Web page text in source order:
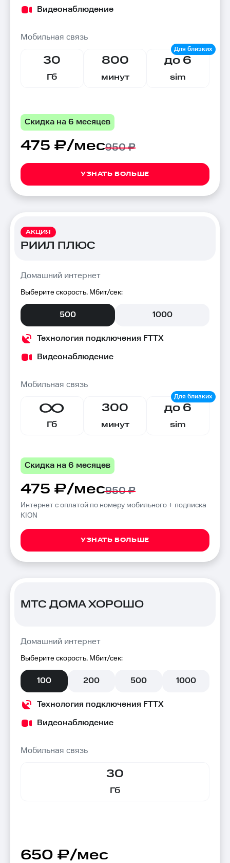
Видеонаблюдение
Мобильная связь
30
Гб
800
минут
до 6
sim
Скидка на 6 месяцев
475 ₽/мес950 ₽
УЗНАТЬ БОЛЬШЕ
АКЦИЯ
РИИЛ ПЛЮС
Домашний интернет
Выберите скорость, Мбит/сек:
500 1000
Технология подключения FTTX
Видеонаблюдение
Мобильная связь
Гб
300
минут
до 6
sim
Скидка на 6 месяцев
475 ₽/мес950 ₽
Интернет с оплатой по номеру мобильного + подписка
KION
УЗНАТЬ БОЛЬШЕ
МТС ДОМА ХОРОШО
Домашний интернет
Выберите скорость, Мбит/сек:
100 200 500 1000
Технология подключения FTTX
Видеонаблюдение
Мобильная связь
30
Гб
650 ₽/мес